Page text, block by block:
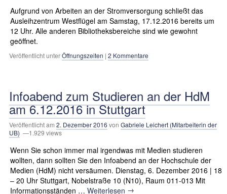
Aufgrund von Arbeiten an der Stromversorgung schließt das
Ausleihzentrum Westflügel am Samstag, 17.12.2016 bereits um
12 Uhr. Alle anderen Bibliotheksbereiche sind wie gewohnt
geöffnet.
Veröffentlicht unterÖffnungszeiten | 2 Kommentare
Infoabend zum Studieren an der HdM
am 6.12.2016 in Stuttgart
Veröffentlicht am 2. Dezember 2016 von Gabriele Leichert (Mitarbeiterin der
UB) —1.929 views
Wenn Sie schon immer mal irgendwas mit Medien studieren
wollten, dann sollten Sie den Infoabend an der Hochschule der
Medien (HdM) nicht versäumen. Dienstag, 6. Dezember 2016 | 18
– 20 Uhr Stuttgart, Nobelstraße 10 (N10), Raum 011-013 Mit
Informationsständen … Weiterlesen →